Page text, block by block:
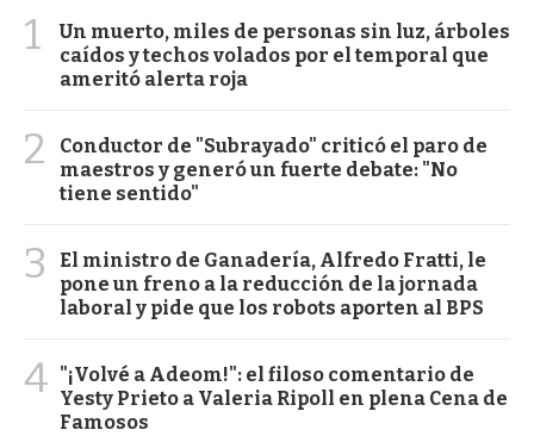
1
Un muerto, miles de personas sin luz, árboles
caídos y techos volados por el temporal que
ameritó alerta roja
2
Conductor de "Subrayado" criticó el paro de
maestros y generó un fuerte debate: "No
tiene sentido"
3
El ministro de Ganadería, Alfredo Fratti, le
pone un freno a la reducción de la jornada
laboral y pide que los robots aporten al BPS
4 "¡Volvé a Adeom!": el filoso comentario de
Yesty Prieto a Valeria Ripoll en plena Cena de
Famosos